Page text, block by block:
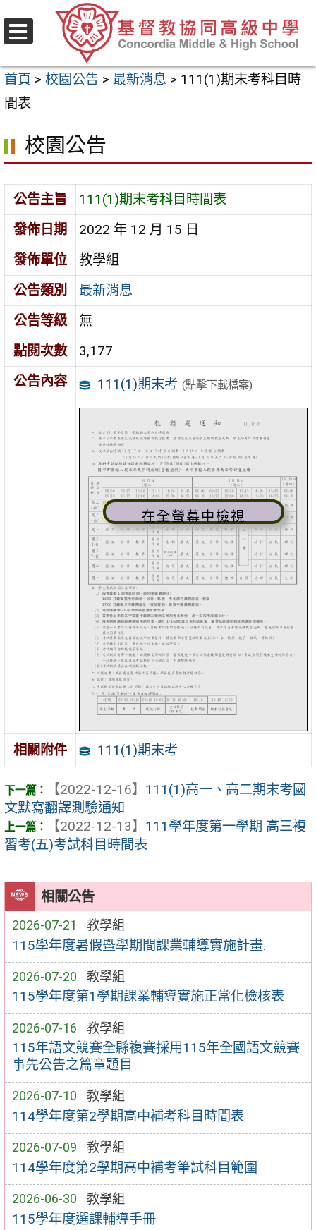
至
要
內
區
首頁 > 校園公告 > 最新消息 > 111(1)期末考科目時
間表
相關公告
2026-07-21 教學組
115學年度暑假暨學期間課業輔導實施計畫.
2026-07-20 教學組
115學年度第1學期課業輔導實施正常化檢核表
2026-07-16 教學組
115年語文競賽全縣複賽採用115年全國語文競賽
事先公告之篇章題目
2026-07-10 教學組
114學年度第2學期高中補考科目時間表
2026-07-09 教學組
114學年度第2學期高中補考筆試科目範圍
2026-06-30 教學組
115學年度選課輔導手冊
校園公告
公告主旨
111(1)期末考科目時間表
發佈日期
2022 年 12 月 15 日
發佈單位
教學組
公告類別
最新消息
公告等級
無
點閱次數
3,177
公告內容
111(1)期末考 (點擊下載檔案)
在全螢幕中檢視
相關附件 111(1)期末考
【2022-12-16】 111(1)高一、高二期末考國
文默寫翻譯測驗通知
【2022-12-13】 111學年度第一學期 高三複
習考(五)考試科目時間表
選
單